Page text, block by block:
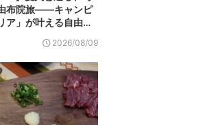
布院旅――キャンピ
ア」が叶える自由…
2026/08/09